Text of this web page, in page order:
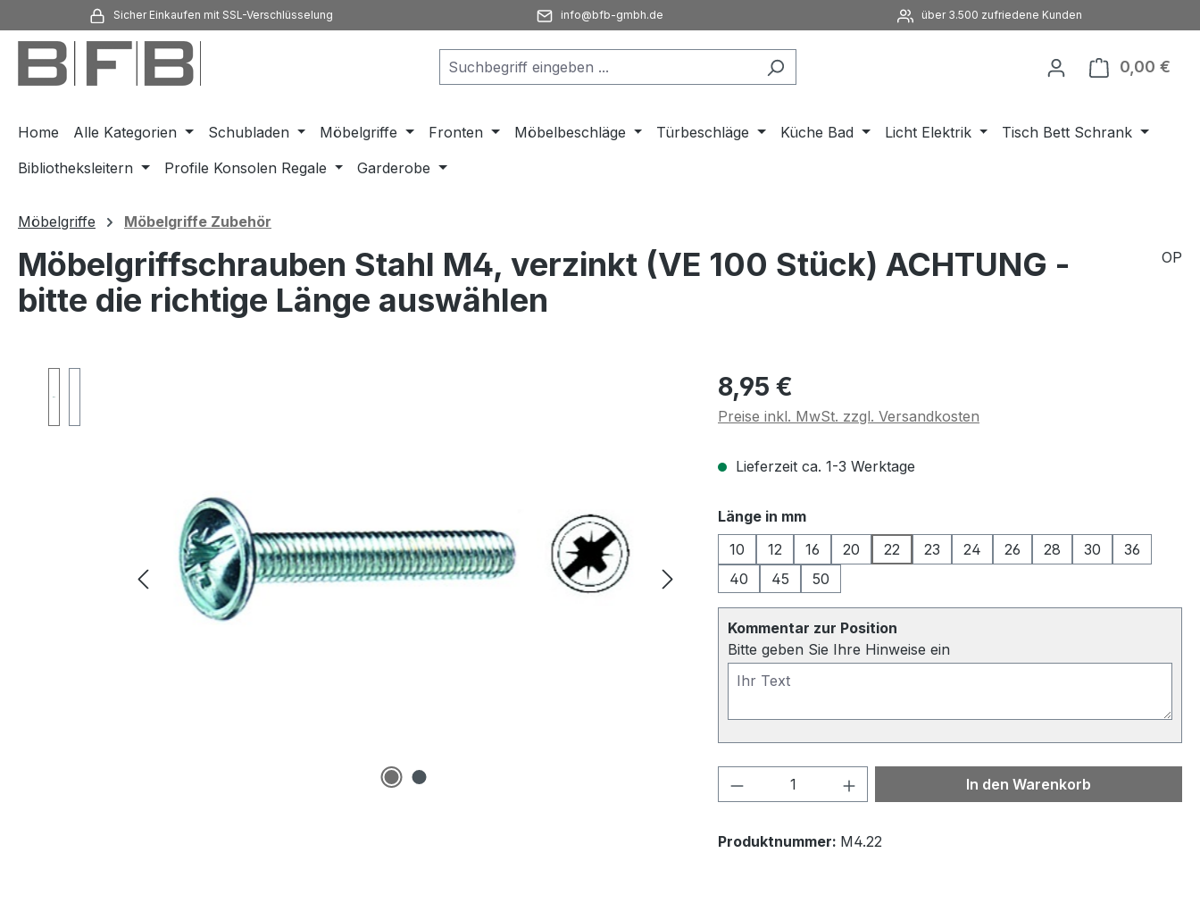
Hauptinhalt springen
Zur Suche springen
Zur Hauptnavigation springen
Sicher Einkaufen mit SSL-Verschlüsselung info@bfb-gmbh.de über 3.500 zufriedene Kunden
0,00 €
Home Alle Kategorien Schubladen Möbelgriffe Fronten Möbelbeschläge Türbeschläge Küche Bad Licht Elektrik
Tisch Bett Schrank
Bibliotheksleitern
Profile Konsolen Regale Garderobe
Möbelgriffe Möbelgriffe Zubehör
Möbelgriffschrauben Stahl M4, verzinkt (VE 100 Stück) ACHTUNG -
bitte die richtige Länge auswählen
OP
Regulärer Preis:
8,95 €
Preise inkl. MwSt. zzgl. Versandkosten
Lieferzeit ca. 1-3 Werktage
Länge in mmauswählen
10
12 16 20 22 23 24 26 28 30
36
40
45 50
Kommentar zur Position
Bitte geben Sie Ihre Hinweise ein
Produkt Anzahl: Gib den gewünschten Wert
In den Warenkorb
Produktnummer: M4.22